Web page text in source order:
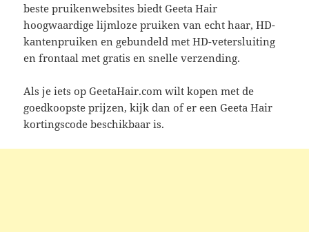
beste pruikenwebsites biedt Geeta Hair
hoogwaardige lijmloze pruiken van echt haar, HD-
kantenpruiken en gebundeld met HD-vetersluiting
en frontaal met gratis en snelle verzending.
Als je iets op GeetaHair.com wilt kopen met de
goedkoopste prijzen, kijk dan of er een Geeta Hair
kortingscode beschikbaar is.